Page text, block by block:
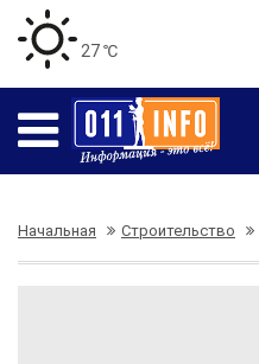
27 ℃
Начальная Строительство